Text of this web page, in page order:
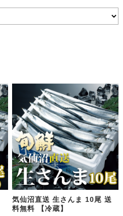
気仙沼直送 生さんま 10尾 送
料無料 【冷蔵】